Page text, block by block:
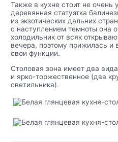
Также в кухне стоит не очень
деревянная статуэтка
из экзотических дальних
с наступлением темноты она
холодильник от всяк
вечера, поэтому прижилась
свои функции.
Столовая зона имеет два
и ярко-торжественное (два
светильника).